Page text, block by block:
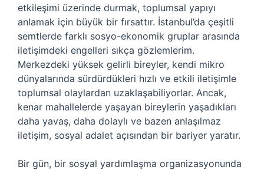
etkileşimi üzerinde durmak, toplumsal yapıyı
anlamak için büyük bir fırsattır. İstanbul’da çeşitli
semtlerde farklı sosyo-ekonomik gruplar arasında
iletişimdeki engelleri sıkça gözlemlerim.
Merkezdeki yüksek gelirli bireyler, kendi mikro
dünyalarında sürdürdükleri hızlı ve etkili iletişimle
toplumsal olaylardan uzaklaşabiliyorlar. Ancak,
kenar mahallelerde yaşayan bireylerin yaşadıkları
daha yavaş, daha dolaylı ve bazen anlaşılmaz
iletişim, sosyal adalet açısından bir bariyer yaratır.
Bir gün, bir sosyal yardımlaşma organizasyonunda